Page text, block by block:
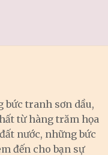
bức tranh sơn dầu,
từ hàng trăm họa
nước, những bức
đến cho bạn sự